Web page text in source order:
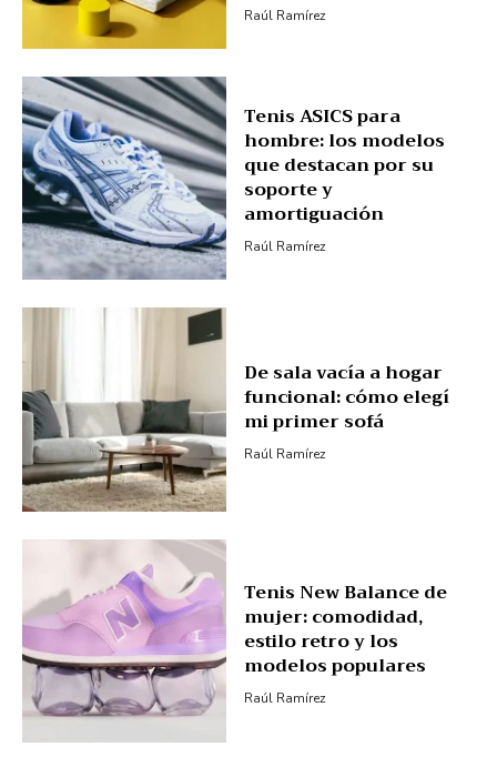
Raúl Ramírez
Tenis ASICS para
hombre: los modelos
que destacan por su
soporte y
amortiguación
Raúl Ramírez
De sala vacía a hogar
funcional: cómo elegí
mi primer sofá
Raúl Ramírez
Tenis New Balance de
mujer: comodidad,
estilo retro y los
modelos populares
Raúl Ramírez